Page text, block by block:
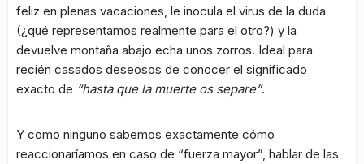
feliz en plenas vacaciones, le inocula el virus de la duda
(¿qué representamos realmente para el otro?) y la
devuelve montaña abajo echa unos zorros. Ideal para
recién casados deseosos de conocer el significado
exacto de “hasta que la muerte os separe”.
Y como ninguno sabemos exactamente cómo
reaccionaríamos en caso de “fuerza mayor”, hablar de las